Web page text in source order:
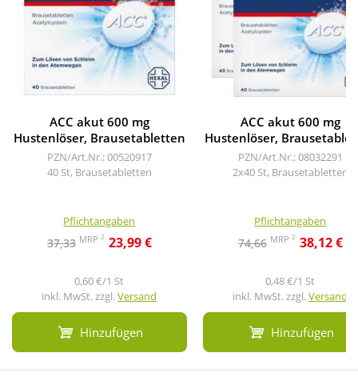
ACC akut 600 mg
Hustenlöser, Brausetabletten
PZN/Art.Nr.: 00520917
40 St, Brausetabletten
Pflichtangaben
37,33 MRP 2 23,99 €
0,60 €/1 St
inkl. MwSt. zzgl.Versand
Hinzufügen
ACC akut 600 mg
Hustenlöser,
PZN/Art.Nr.: 08032291
2x40 St, Brausetabletten
Pflichtangaben
74,66 MRP 2 38,12 €
0,48 €/1 St
inkl. MwSt. zzgl.Versand
Hinzufügen